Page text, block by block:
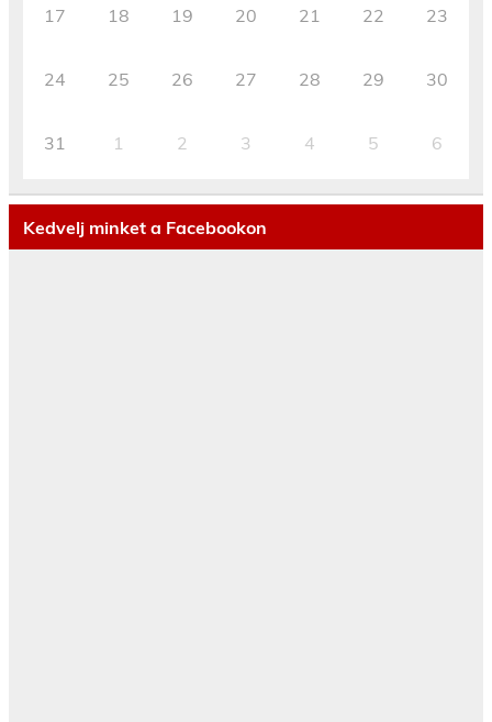
17 18 19 20 21 22 23
24 25 26 27 28 29 30
31 1 2 3 4 5 6
Kedvelj minket a Facebookon